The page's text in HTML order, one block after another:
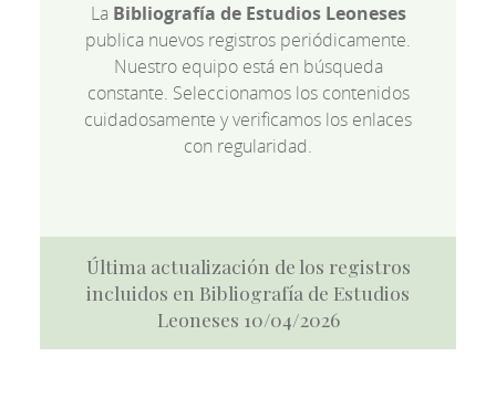
La Bibliografía de Estudios Leoneses
publica nuevos registros periódicamente.
Nuestro equipo está en búsqueda
constante. Seleccionamos los contenidos
cuidadosamente y verificamos los enlaces
con regularidad.
Última actualización de los registros
incluidos en Bibliografía de Estudios
Leoneses 10/04/2026